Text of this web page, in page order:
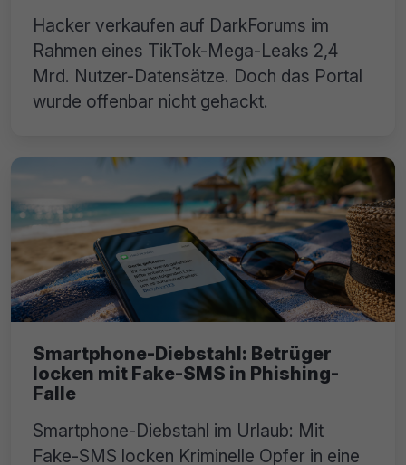
Hacker verkaufen auf DarkForums im
Rahmen eines TikTok-Mega-Leaks 2,4
Mrd. Nutzer-Datensätze. Doch das Portal
wurde offenbar nicht gehackt.
Smartphone-Diebstahl: Betrüger
locken mit Fake-SMS in Phishing-
Falle
Smartphone-Diebstahl im Urlaub: Mit
Fake-SMS locken Kriminelle Opfer in eine